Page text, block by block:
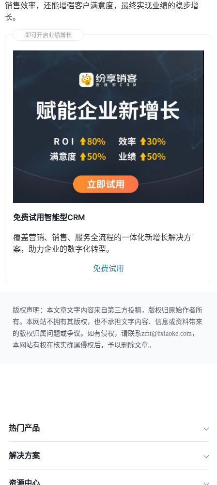
销售效率，还能增强客户满意度，最终实现业绩的稳步增
长。
即可开启业绩增长
免费试用智能型CRM
覆盖营销、销售、服务全流程的一体化新增长解决方
案，助力企业的数字化转型。
免费试用
版权声明：本文章文字内容来自第三方投稿，版权归原始作者所
有。本网站不拥有其版权，也不承担文字内容、信息或资料带来
的版权归属问题或争议。如有侵权，请联系zmt@fxiaoke.com，
本网站有权在核实确属侵权后，予以删除文章。
热门产品
解决方案